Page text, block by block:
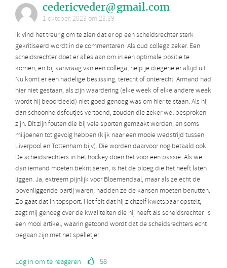
cedericveder@gmail.com
1 oktober, 2023 om 23:39
Ik vind het treurig om te zien dat er op een scheidsrechter sterk
gekritiseerd wordt in de commentaren. Als oud collega zeker. Een
scheidsrechter doet er alles aan om in een optimale positie te
komen, en bij aanvraag van een collega, help je diegene er altijd uit.
Nu komt er een nadelige beslissing, terecht of onterecht. Armand had
hier niet gestaan, als zijn waardering (elke week of elke andere week
wordt hij beoordeeld) niet goed genoeg was om hier te staan. Als hij
dan schoonheidsfoutjes vertoond, zouden die zeker wel besproken
zijn. Dit zijn fouten die bij vele sporten gemaakt worden, en soms
miljoenen tot gevolg hebben (kijk naar een mooie wedstrijd tussen
Liverpool en Tottenham bijv). Die worden daarvoor nog betaald ook.
De scheidsrechters in het hockey doen het voor een passie. Als we
dan iemand moeten bekritiseren, is het de ploeg die het heeft laten
liggen. Ja, extreem pijnlijk voor Bloemendaal, maar als ze echt de
bovenliggende partij waren, hadden ze de kansen moeten benutten.
Zo gaat dat in topsport. Het feit dat hij zichzelf kwetsbaar opstelt,
zegt mij genoeg over de kwaliteiten die hij heeft als scheidsrechter. Is
een mooi artikel, waarin getoond wordt dat de scheidsrechters echt
begaan zijn met het spelletje!
Log in om te reageren 58